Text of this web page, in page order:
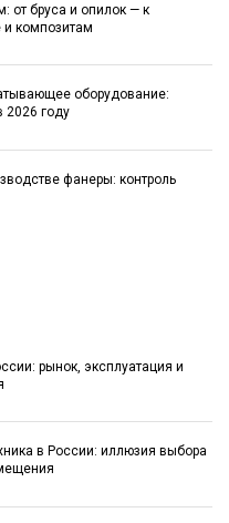
от бруса и опилок — к
и композитам
оборудование:
2026 году
фанеры: контроль
рынок, эксплуатация и
в России: иллюзия выбора